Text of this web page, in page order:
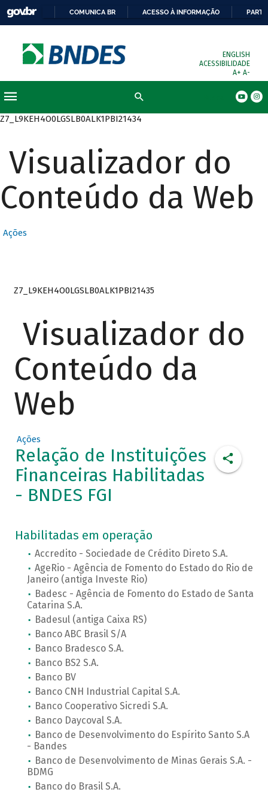
COMUNICA BR ACESSO À INFORMAÇÃO
ENGLISH
ACESSIBILIDADE
A+ A-
Z7_L9KEH4O0LGSLB0ALK1PBI21434
Visualizador do
Conteúdo da Web
Ações
Z7_L9KEH4O0LGSLB0ALK1PBI21435
Visualizador do
Conteúdo da
Web
Ações
Relação de Instituições
Financeiras Habilitadas
- BNDES FGI
Habilitadas em operação
Accredito - Sociedade de Crédito Direto S.A.
AgeRio - Agência de Fomento do Estado do Rio de
Janeiro (antiga Investe Rio)
Badesc - Agência de Fomento do Estado de Santa
Catarina S.A.
Badesul (antiga Caixa RS)
Banco ABC Brasil S/A
Banco Bradesco S.A.
Banco BS2 S.A.
Banco BV
Banco CNH Industrial Capital S.A.
Banco Cooperativo Sicredi S.A.
Banco Daycoval S.A.
Banco de Desenvolvimento do Espírito Santo S.A
- Bandes
Banco de Desenvolvimento de Minas Gerais S.A. -
BDMG
Banco do Brasil S.A.